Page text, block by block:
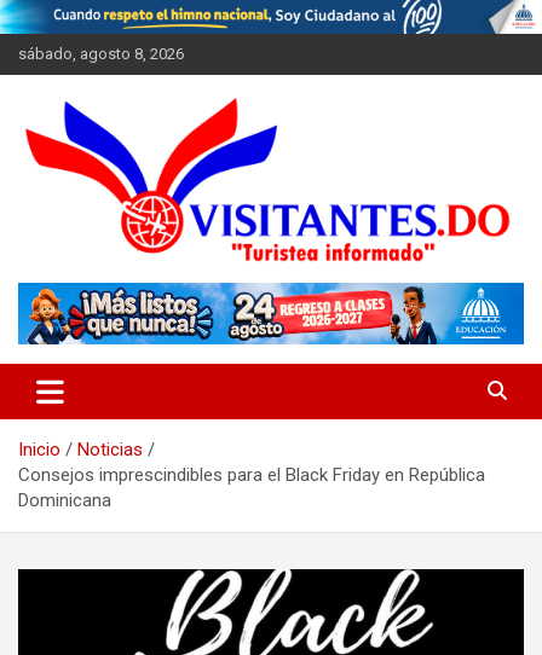
Saltar
al
contenido
sábado, agosto 8, 2026
Visitantes
Inicio
Noticias
Consejos imprescindibles para el Black Friday en República
Dominicana